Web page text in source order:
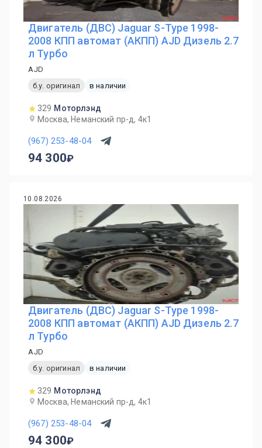
Двигатель (ДВС) Jaguar S-Type 1998-
2008 КПП автомат (АКПП) AJD Дизель 2.7
л Турбо
AJD
б.у. оригинал
в наличии
329 Моторлэнд
Москва, Неманский пр-д, 4к1
(967) 253-48-04
94 300
10.08.2026
Двигатель (ДВС) Jaguar S-Type 1998-
2008 КПП автомат (АКПП) AJD Дизель 2.7
л Турбо
AJD
б.у. оригинал
в наличии
329 Моторлэнд
Москва, Неманский пр-д, 4к1
(967) 253-48-04
94 300